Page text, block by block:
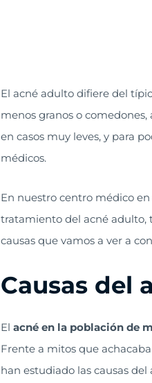
El acné adulto difiere del
menos granos o
en casos muy leves, y para
médicos.
En nuestro centro médico
tratamiento del acné adulto,
causas que vamos a ver a
Causas del
El acné en la población de
Frente a mitos que
han estudiado las causas